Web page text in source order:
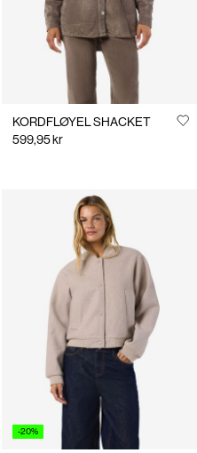
KORDFLØYEL SHACKET
599,95 kr
-20%